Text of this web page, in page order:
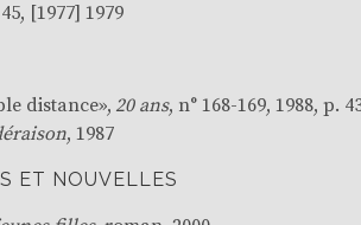
[1977] 1979
distance», 20 ans, n° 168-169, 1988, p.
, 1987
ET NOUVELLES